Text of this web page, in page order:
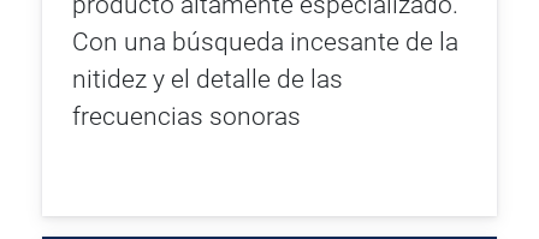
Con una búsqueda incesante de la
nitidez y el detalle de las
frecuencias sonoras